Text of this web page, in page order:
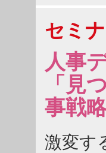
セミ
人事
「見
事戦
激変す